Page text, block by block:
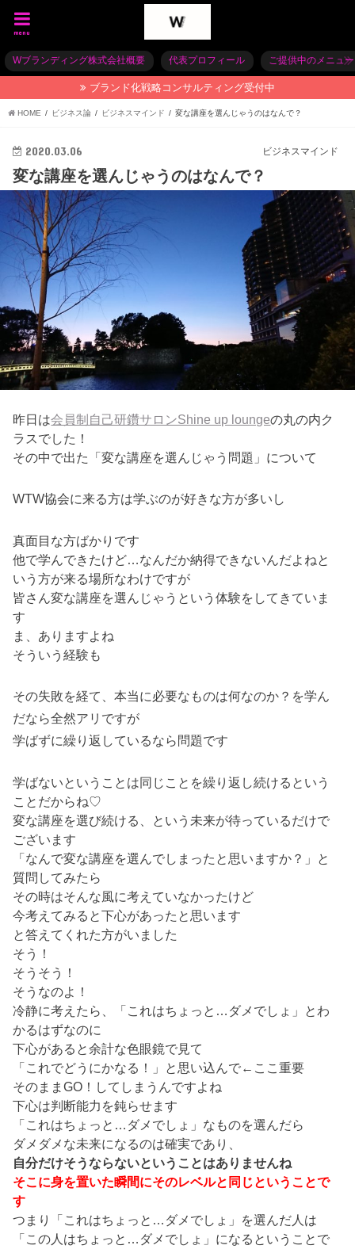
menu
Wブランディング株式会社概要 代表プロフィール ご提供中のメニュー
ブランド化戦略コンサルティング受付中
HOME ビジネス論 ビジネスマインド 変な講座を選んじゃうのはなんで？
ビジネスマインド
2020.03.06
変な講座を選んじゃうのはなんで？
昨日は会員制自己研鑽サロンShine up loungeの丸の内ク
ラスでした！
その中で出た「変な講座を選んじゃう問題」について
WTW協会に来る方は学ぶのが好きな方が多いし
真面目な方ばかりです
他で学んできたけど…なんだか納得できないんだよねと
いう方が来る場所なわけですが
皆さん変な講座を選んじゃうという体験をしてきていま
す
ま、ありますよね
そういう経験も
その失敗を経て、本当に必要なものは何なのか？を学ん
だなら全然アリですが
学ばずに繰り返しているなら問題です
学ばないということは同じことを繰り返し続けるという
ことだからね♡
変な講座を選び続ける、という未来が待っているだけで
ございます
「なんで変な講座を選んでしまったと思いますか？」と
質問してみたら
その時はそんな風に考えていなかったけど
今考えてみると下心があったと思います
と答えてくれた方がいました
そう！
そうそう！
そうなのよ！
冷静に考えたら、「これはちょっと…ダメでしょ」とわ
かるはずなのに
下心があると余計な色眼鏡で見て
「これでどうにかなる！」と思い込んで←ここ重要
そのままGO！してしまうんですよね
下心は判断能力を鈍らせます
「これはちょっと…ダメでしょ」なものを選んだら
ダメダメな未来になるのは確実であり、
自分だけそうならないということはありませんね
そこに身を置いた瞬間にそのレベルと同じということで
す
つまり「これはちょっと…ダメでしょ」を選んだ人は
「この人はちょっと…ダメでしょ」になるということで